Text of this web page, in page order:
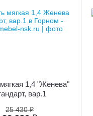
1,4 "Женева"
вар.1
25 430 ₽